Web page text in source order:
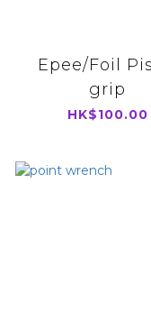
Epee/Foil
grip
HK$100.00